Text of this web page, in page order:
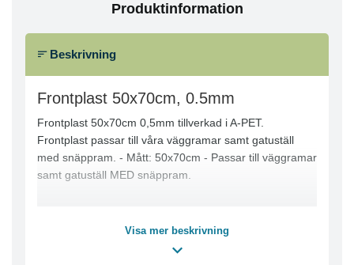
Produktinformation
Beskrivning
Frontplast 50x70cm, 0.5mm
Frontplast 50x70cm 0,5mm tillverkad i A-PET.
Frontplast passar till våra väggramar samt gatuställ
med snäppram. - Mått: 50x70cm - Passar till väggramar
samt gatuställ MED snäppram.
Visa mer beskrivning